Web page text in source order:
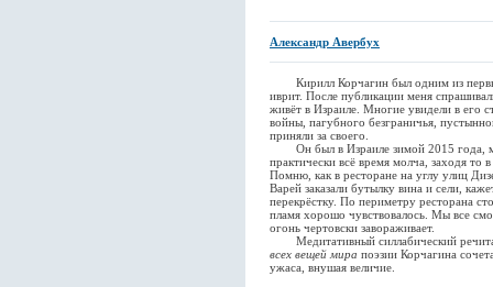
Александр Авербух
Кирилл Корчагин был одним из
иврит. После публикации меня
живёт в Израиле. Многие увидели в его
войны, пагубного безграничья,
приняли за своего.
Он был в Израиле зимой 2015 года,
практически всё время молча, заходя то
Помню, как в ресторане на углу улиц
Варей заказали бутылку вина и сели,
перекрёстку. По периметру ресторана
пламя хорошо чувствовалось. Мы все
огонь чертовски завораживает.
Медитативный силлабический
всех вещей мира поэзии Корчагина
ужаса, внушая величие.